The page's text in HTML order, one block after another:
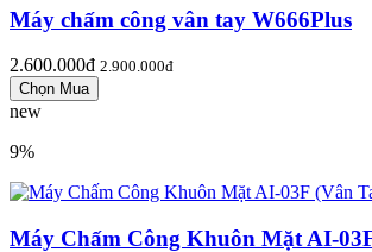
Máy chấm công vân tay W666Plus
2.600.000đ 2.900.000đ
new
9%
Máy Chấm Công Khuôn Mặt AI-